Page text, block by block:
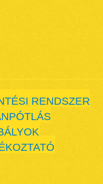
RENDSZER